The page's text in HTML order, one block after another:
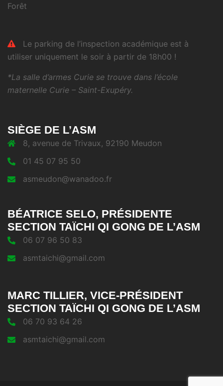
Forêt
Le parking de l’inspection académique est à
utiliser uniquement le soir à partir de 18h00 !
*La salle d’armes Curie se trouve dans l’école
maternelle Curie – Saint-Exupéry.
SIÈGE DE L’ASM
8, avenue de Trivaux, 92190 Meudon
01 45 07 95 50
asmeudon@wanadoo.fr
BÉATRICE SELO, PRÉSIDENTE
SECTION TAÏCHI QI GONG DE L’ASM
06 07 96 50 83
asmtaichi@gmail.com
MARC TILLIER, VICE-PRÉSIDENT
SECTION TAÏCHI QI GONG DE L’ASM
06 70 93 64 26
asmtaichi@gmail.com